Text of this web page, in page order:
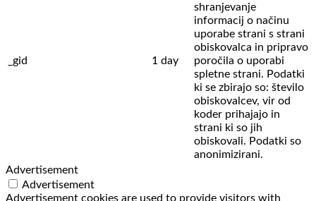
_gid 1 day
shranjevanje
informacij o načinu
uporabe strani s strani
obiskovalca in pripravo
poročila o uporabi
spletne strani. Podatki
ki se zbirajo so: število
obiskovalcev, vir od
koder prihajajo in
strani ki so jih
obiskovali. Podatki so
anonimizirani.
Advertisement
Advertisement
Advertisement cookies are used to provide visitors with